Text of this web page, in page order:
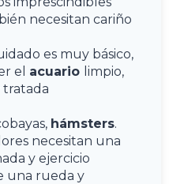
necesitan cariño
es muy básico,
el acuario limpio,
tratada
hámsters.
necesitan una
y ejercicio
una rueda y